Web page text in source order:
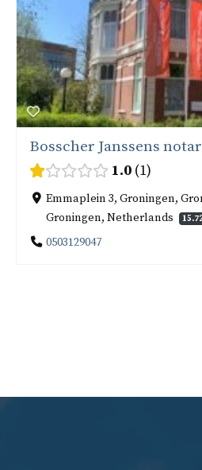
Bosscher Janssens
1.0 1
Emmaplein 3, Groningen,
Groningen, Netherlands
0503129047